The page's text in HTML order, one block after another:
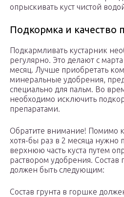
опрыскивать куст чистой
Подкормка и качество
Подкармливать кустарник
регулярно. Это делают с
месяц. Лучше приобретать
минеральные удобрения,
специально для пальм. Во
необходимо исключить
препаратами.
Обратите внимание! Помимо
хотя-бы раз в 2 месяца нужно
верхнюю часть куста путем
раствором удобрения. Состав
должен быть следующим:
Состав грунта в горшке